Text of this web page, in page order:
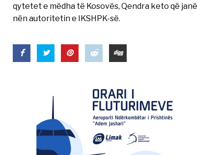
qytetet e mëdha të Kosovës, Qendra keto që janë
nën autoritetin e IKSHPK-së.